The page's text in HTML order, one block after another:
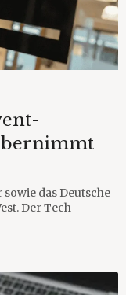
das Deutsche
Der Tech-